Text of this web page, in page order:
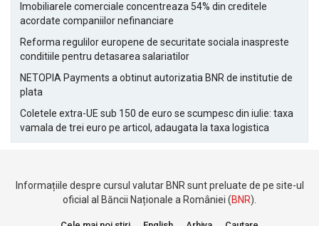
Imobiliarele comerciale concentreaza 54% din creditele
acordate companiilor nefinanciare
Reforma regulilor europene de securitate sociala inaspreste
conditiile pentru detasarea salariatilor
NETOPIA Payments a obtinut autorizatia BNR de institutie de
plata
Coletele extra-UE sub 150 de euro se scumpesc din iulie: taxa
vamala de trei euro pe articol, adaugata la taxa logistica
Informațiile despre cursul valutar BNR sunt preluate de pe site-ul
oficial al Băncii Naționale a României (BNR).